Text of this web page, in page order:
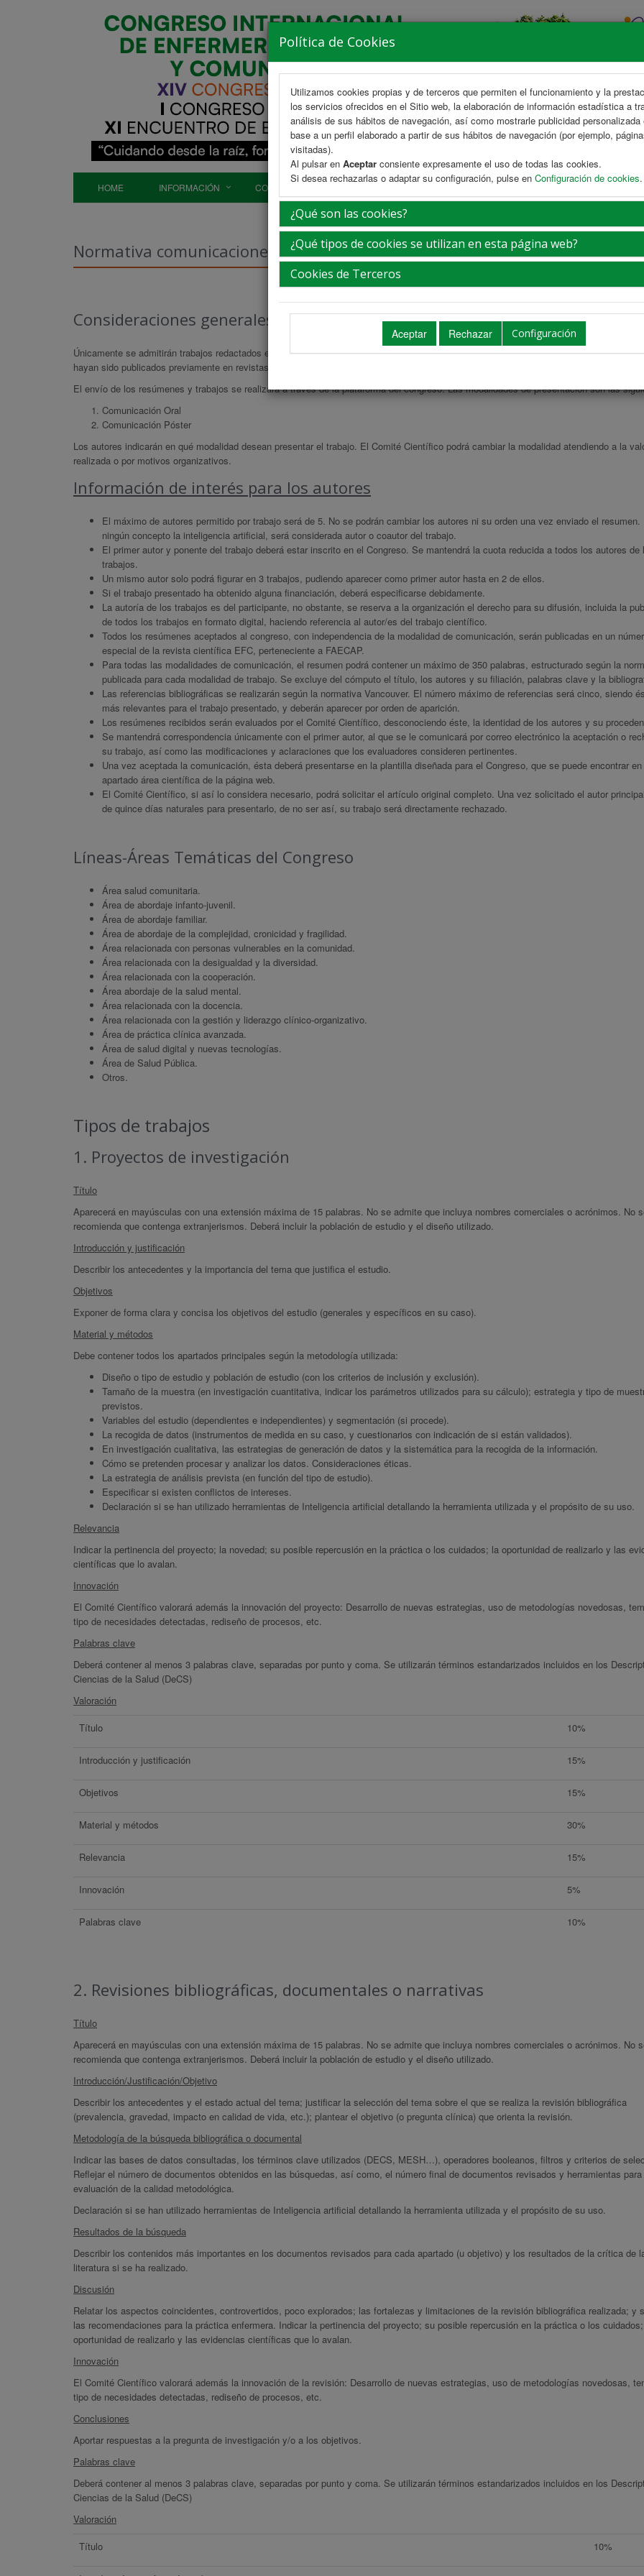
Política de Cookies
Utilizamos cookies propias y de terceros que permiten el funcionamiento y la
los servicios ofrecidos en el Sitio web, la elaboración de información estadística a
análisis de sus hábitos de navegación, así como mostrarle publicidad personalizada
base a un perfil elaborado a partir de sus hábitos de navegación (por ejemplo,
visitadas).
Al pulsar en Aceptar consiente expresamente el uso de todas las cookies.
Si desea rechazarlas o adaptar su configuración, pulse en Configuración de cookies.
¿Qué son las cookies?
¿Qué tipos de cookies se utilizan en esta página web?
Cookies de Terceros
Configuración
HOME INFORMACIÓN COMITÉS INSCRIPCIÓN ALOJAMIENTO
Normativa comunicaciones
Fecha límite de admisión: 24 de febrero de 2027
Consideraciones generales
Únicamente se admitirán trabajos redactados en español, que sean inéditos, que no hayan sido presentados en otros Congresos o
hayan sido publicados previamente en revistas científicas.
El envío de los resúmenes y trabajos se realizará a través de la plataforma del congreso. Las modalidades de presentación son las
Comunicación Oral
Comunicación Póster
Los autores indicarán en qué modalidad desean presentar el trabajo. El Comité Científico podrá cambiar la modalidad atendiendo a la
realizada o por motivos organizativos.
Información de interés para los autores
El máximo de autores permitido por trabajo será de 5. No se podrán cambiar los autores ni su orden una vez enviado el resumen.
ningún concepto la inteligencia artificial, será considerada autor o coautor del trabajo.
El primer autor y ponente del trabajo deberá estar inscrito en el Congreso. Se mantendrá la cuota reducida a todos los autores de
trabajos.
Un mismo autor solo podrá figurar en 3 trabajos, pudiendo aparecer como primer autor hasta en 2 de ellos.
Si el trabajo presentado ha obtenido alguna financiación, deberá especificarse debidamente.
La autoría de los trabajos es del participante, no obstante, se reserva a la organización el derecho para su difusión, incluida la
de todos los trabajos en formato digital, haciendo referencia al autor/es del trabajo científico.
Todos los resúmenes aceptados al congreso, con independencia de la modalidad de comunicación, serán publicadas en un
especial de la revista científica EFC, perteneciente a FAECAP.
Para todas las modalidades de comunicación, el resumen podrá contener un máximo de 350 palabras, estructurado según la
publicada para cada modalidad de trabajo. Se excluye del cómputo el título, los autores y su filiación, palabras clave y la
Las referencias bibliográficas se realizarán según la normativa Vancouver. El número máximo de referencias será cinco, siendo
más relevantes para el trabajo presentado, y deberán aparecer por orden de aparición.
Los resúmenes recibidos serán evaluados por el Comité Científico, desconociendo éste, la identidad de los autores y su
Se mantendrá correspondencia únicamente con el primer autor, al que se le comunicará por correo electrónico la aceptación o
su trabajo, así como las modificaciones y aclaraciones que los evaluadores consideren pertinentes.
Una vez aceptada la comunicación, ésta deberá presentarse en la plantilla diseñada para el Congreso, que se puede encontrar
apartado área científica de la página web.
El Comité Científico, si así lo considera necesario, podrá solicitar el artículo original completo. Una vez solicitado el autor
de quince días naturales para presentarlo, de no ser así, su trabajo será directamente rechazado.
Líneas-Áreas Temáticas del Congreso
Área salud comunitaria.
Área de abordaje infanto-juvenil.
Área de abordaje familiar.
Área de abordaje de la complejidad, cronicidad y fragilidad.
Área relacionada con personas vulnerables en la comunidad.
Área relacionada con la desigualdad y la diversidad.
Área relacionada con la cooperación.
Área abordaje de la salud mental.
Área relacionada con la docencia.
Área relacionada con la gestión y liderazgo clínico-organizativo.
Área de práctica clínica avanzada.
Área de salud digital y nuevas tecnologías.
Área de Salud Pública.
Otros.
Tipos de trabajos
1. Proyectos de investigación
Título
Aparecerá en mayúsculas con una extensión máxima de 15 palabras. No se admite que incluya nombres comerciales o acrónimos. No
recomienda que contenga extranjerismos. Deberá incluir la población de estudio y el diseño utilizado.
Introducción y justificación
Describir los antecedentes y la importancia del tema que justifica el estudio.
Objetivos
Exponer de forma clara y concisa los objetivos del estudio (generales y específicos en su caso).
Material y métodos
Debe contener todos los apartados principales según la metodología utilizada:
Diseño o tipo de estudio y población de estudio (con los criterios de inclusión y exclusión).
Tamaño de la muestra (en investigación cuantitativa, indicar los parámetros utilizados para su cálculo); estrategia y tipo de
previstos.
Variables del estudio (dependientes e independientes) y segmentación (si procede).
La recogida de datos (instrumentos de medida en su caso, y cuestionarios con indicación de si están validados).
En investigación cualitativa, las estrategias de generación de datos y la sistemática para la recogida de la información.
Cómo se pretenden procesar y analizar los datos. Consideraciones éticas.
La estrategia de análisis prevista (en función del tipo de estudio).
Especificar si existen conflictos de intereses.
Declaración si se han utilizado herramientas de Inteligencia artificial detallando la herramienta utilizada y el propósito de su uso.
Relevancia
Indicar la pertinencia del proyecto; la novedad; su posible repercusión en la práctica o los cuidados; la oportunidad de realizarlo y las
científicas que lo avalan.
Innovación
El Comité Científico valorará además la innovación del proyecto: Desarrollo de nuevas estrategias, uso de metodologías novedosas,
tipo de necesidades detectadas, rediseño de procesos, etc.
Palabras clave
Deberá contener al menos 3 palabras clave, separadas por punto y coma. Se utilizarán términos estandarizados incluidos en los
Ciencias de la Salud (DeCS)
Valoración
Título
10%
Introducción y justificación 15%
Objetivos 15%
Material y métodos 30%
Relevancia 15%
Innovación 5%
Palabras clave 10%
2. Revisiones bibliográficas, documentales o narrativas
Título
Aparecerá en mayúsculas con una extensión máxima de 15 palabras. No se admite que incluya nombres comerciales o acrónimos. No
recomienda que contenga extranjerismos. Deberá incluir la población de estudio y el diseño utilizado.
Introducción/Justificación/Objetivo
Describir los antecedentes y el estado actual del tema; justificar la selección del tema sobre el que se realiza la revisión bibliográfica
(prevalencia, gravedad, impacto en calidad de vida, etc.); plantear el objetivo (o pregunta clínica) que orienta la revisión.
Metodología de la búsqueda bibliográfica o documental
Indicar las bases de datos consultadas, los términos clave utilizados (DECS, MESH…), operadores booleanos, filtros y criterios de
Reflejar el número de documentos obtenidos en las búsquedas, así como, el número final de documentos revisados y herramientas
evaluación de la calidad metodológica.
Declaración si se han utilizado herramientas de Inteligencia artificial detallando la herramienta utilizada y el propósito de su uso.
Resultados de la búsqueda
Describir los contenidos más importantes en los documentos revisados para cada apartado (u objetivo) y los resultados de la crítica de
literatura si se ha realizado.
Discusión
Relatar los aspectos coincidentes, controvertidos, poco explorados; las fortalezas y limitaciones de la revisión bibliográfica realizada; y
las recomendaciones para la práctica enfermera. Indicar la pertinencia del proyecto; su posible repercusión en la práctica o los
oportunidad de realizarlo y las evidencias científicas que lo avalan.
Innovación
El Comité Científico valorará además la innovación de la revisión: Desarrollo de nuevas estrategias, uso de metodologías novedosas,
tipo de necesidades detectadas, rediseño de procesos, etc.
Conclusiones
Aportar respuestas a la pregunta de investigación y/o a los objetivos.
Palabras clave
Deberá contener al menos 3 palabras clave, separadas por punto y coma. Se utilizarán términos estandarizados incluidos en los
Ciencias de la Salud (DeCS)
Valoración
Título
10%